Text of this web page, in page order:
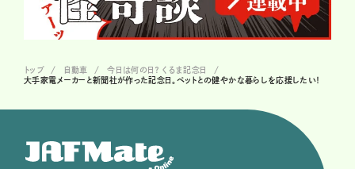
トップ 自動車
今日は何の日？ くるま記念日
大手家電メーカーと新聞社が作った記念日。ペットとの健やかな暮らしを応援したい！